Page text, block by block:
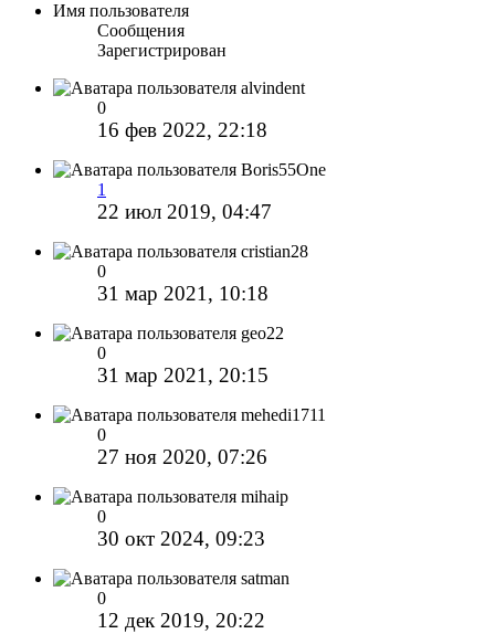
Имя пользователя
Сообщения
Зарегистрирован
alvindent
0
16 фев 2022, 22:18
Boris55One
1
22 июл 2019, 04:47
cristian28
0
31 мар 2021, 10:18
geo22
0
31 мар 2021, 20:15
mehedi1711
0
27 ноя 2020, 07:26
mihaip
0
30 окт 2024, 09:23
satman
0
12 дек 2019, 20:22